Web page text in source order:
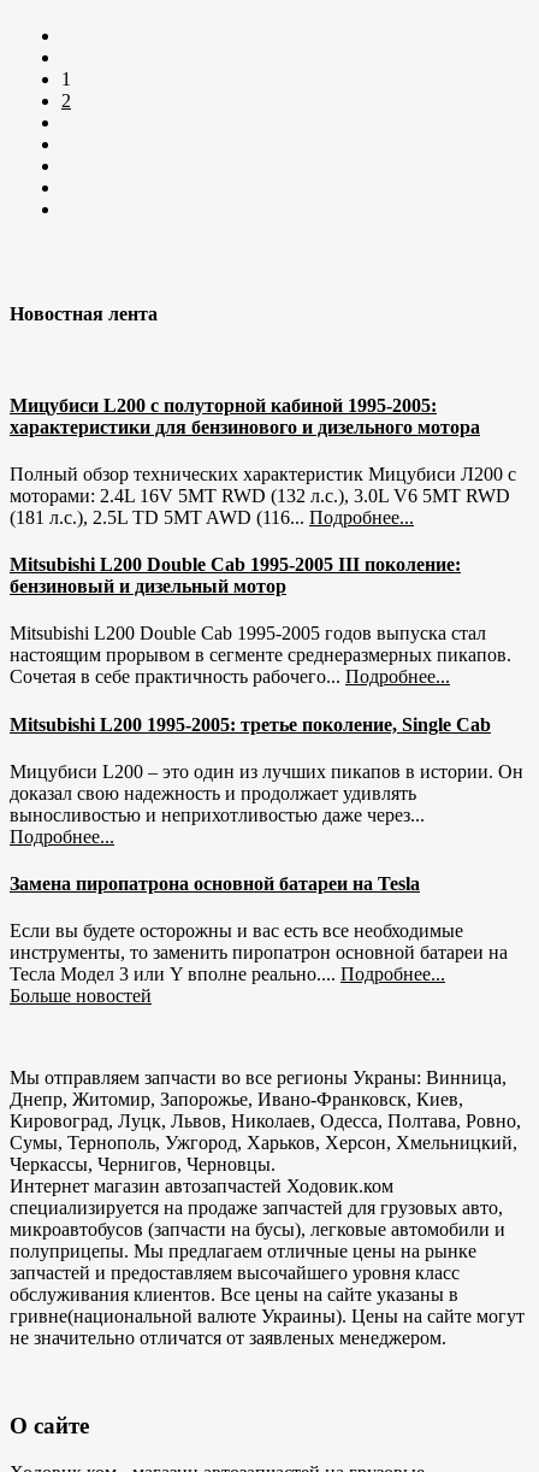
1
2
Новостная лента
Мицубиси L200 с полуторной кабиной 1995-2005:
характеристики для бензинового и дизельного мотора
Полный обзор технических характеристик Мицубиси Л200 с
моторами: 2.4L 16V 5MT RWD (132 л.с.), 3.0L V6 5MT RWD
(181 л.с.), 2.5L TD 5MT AWD (116... Подробнее...
Mitsubishi L200 Double Cab 1995-2005 III поколение:
бензиновый и дизельный мотор
Mitsubishi L200 Double Cab 1995-2005 годов выпуска стал
настоящим прорывом в сегменте среднеразмерных пикапов.
Сочетая в себе практичность рабочего... Подробнее...
Mitsubishi L200 1995-2005: третье поколение, Single Cab
Мицубиси L200 – это один из лучших пикапов в истории. Он
доказал свою надежность и продолжает удивлять
выносливостью и неприхотливостью даже через...
Подробнее...
Замена пиропатрона основной батареи на Tesla
Если вы будете осторожны и вас есть все необходимые
инструменты, то заменить пиропатрон основной батареи на
Тесла Модел 3 или Y вполне реально.... Подробнее...
Больше новостей
Мы отправляем запчасти во все регионы Украны: Винница,
Днепр, Житомир, Запорожье, Ивано-Франковск, Киев,
Кировоград, Луцк, Львов, Николаев, Одесса, Полтава, Ровно,
Сумы, Тернополь, Ужгород, Харьков, Херсон, Хмельницкий,
Черкассы, Чернигов, Черновцы.
Интернет магазин автозапчастей Ходовик.ком
специализируется на продаже запчастей для грузовых авто,
микроавтобусов (запчасти на бусы), легковые автомобили и
полуприцепы. Мы предлагаем отличные цены на рынке
запчастей и предоставляем высочайшего уровня класс
обслуживания клиентов. Все цены на сайте указаны в
гривне(национальной валюте Украины). Цены на сайте могут
не значительно отличатся от заявленых менеджером.
О сайте